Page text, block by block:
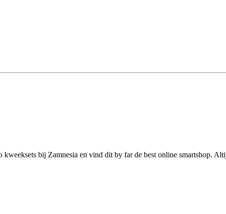
bij Zamnesia en vind dit by far de best online smartshop.